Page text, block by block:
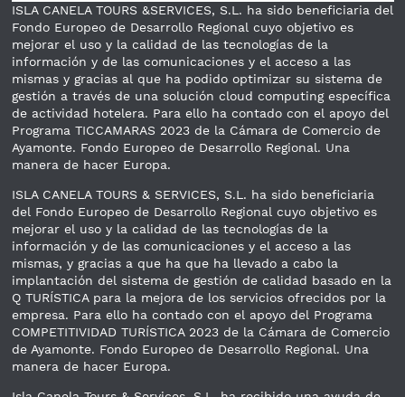
ISLA CANELA TOURS &SERVICES, S.L. ha sido beneficiaria del
Fondo Europeo de Desarrollo Regional cuyo objetivo es
mejorar el uso y la calidad de las tecnologías de la
información y de las comunicaciones y el acceso a las
mismas y gracias al que ha podido optimizar su sistema de
gestión a través de una solución cloud computing específica
de actividad hotelera. Para ello ha contado con el apoyo del
Programa TICCAMARAS 2023 de la Cámara de Comercio de
Ayamonte. Fondo Europeo de Desarrollo Regional. Una
manera de hacer Europa.
ISLA CANELA TOURS & SERVICES, S.L. ha sido beneficiaria
del Fondo Europeo de Desarrollo Regional cuyo objetivo es
mejorar el uso y la calidad de las tecnologías de la
información y de las comunicaciones y el acceso a las
mismas, y gracias a que ha que ha llevado a cabo la
implantación del sistema de gestión de calidad basado en la
Q TURÍSTICA para la mejora de los servicios ofrecidos por la
empresa. Para ello ha contado con el apoyo del Programa
COMPETITIVIDAD TURÍSTICA 2023 de la Cámara de Comercio
de Ayamonte. Fondo Europeo de Desarrollo Regional. Una
manera de hacer Europa.